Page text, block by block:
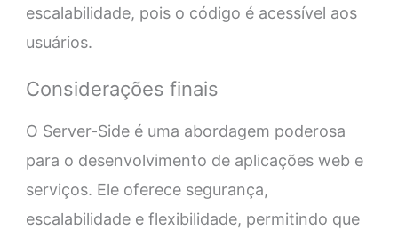
escalabilidade, pois o código é acessível aos
usuários.
Considerações finais
O Server-Side é uma abordagem poderosa
para o desenvolvimento de aplicações web e
serviços. Ele oferece segurança,
escalabilidade e flexibilidade, permitindo que